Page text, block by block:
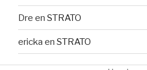
Dre en STRATO
ericka en STRATO